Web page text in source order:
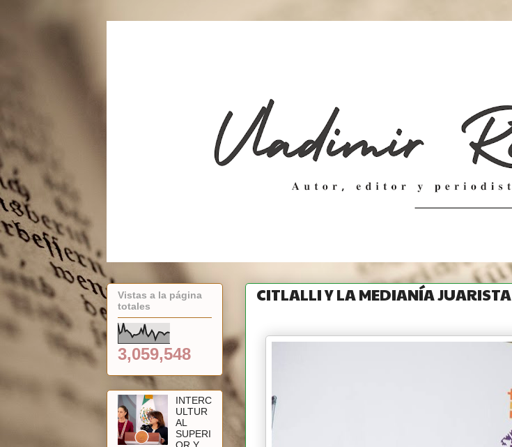
CITLALLI Y LA MEDIANÍA JUARISTA
Vistas a la página
totales
3,059,548
INTERC
ULTUR
AL
SUPERI